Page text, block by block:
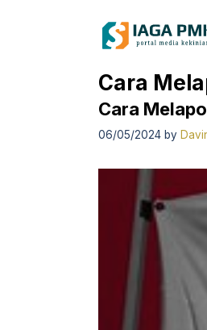
Cara
Cara
06/05/2024 by